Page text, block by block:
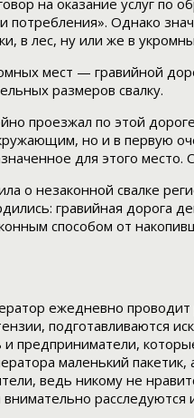
на оказание услуг
потребления». Однако
в лес, ну или же в
мест — гравийной
размеров свалку.
проезжал по этой
но и в первую
для этого
о незаконной свалке
гравийная дорога
способом от
ежедневно
подготавливаются
и предприниматели,
маленький
ведь никому не
расследуются